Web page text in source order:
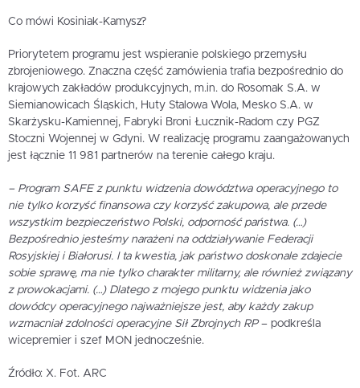
Co mówi Kosiniak-Kamysz?
Priorytetem programu jest wspieranie polskiego przemysłu
zbrojeniowego. Znaczna część zamówienia trafia bezpośrednio do
krajowych zakładów produkcyjnych, m.in. do Rosomak S.A. w
Siemianowicach Śląskich, Huty Stalowa Wola, Mesko S.A. w
Skarżysku-Kamiennej, Fabryki Broni Łucznik-Radom czy PGZ
Stoczni Wojennej w Gdyni. W realizację programu zaangażowanych
jest łącznie 11 981 partnerów na terenie całego kraju.
– Program SAFE z punktu widzenia dowództwa operacyjnego to
nie tylko korzyść finansowa czy korzyść zakupowa, ale przede
wszystkim bezpieczeństwo Polski, odporność państwa. (…)
Bezpośrednio jesteśmy narażeni na oddziaływanie Federacji
Rosyjskiej i Białorusi. I ta kwestia, jak państwo doskonale zdajecie
sobie sprawę, ma nie tylko charakter militarny, ale również związany
z prowokacjami. (…) Dlatego z mojego punktu widzenia jako
dowódcy operacyjnego najważniejsze jest, aby każdy zakup
wzmacniał zdolności operacyjne Sił Zbrojnych RP– podkreśla
wicepremier i szef MON jednocześnie.
Źródło: X. Fot. ARC